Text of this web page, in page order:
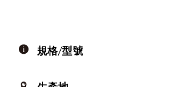
規格/型號